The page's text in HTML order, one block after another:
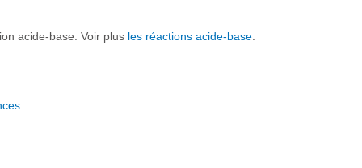
acide-base. Voir plus les réactions acide-base